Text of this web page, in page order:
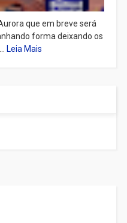
que em breve será
forma deixando os
Leia Mais